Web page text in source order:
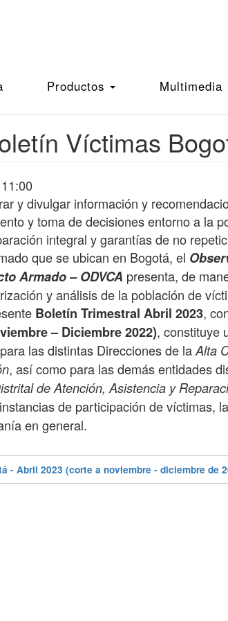
Productos Multimedia
Víctimas
y divulgar información y
y toma de decisiones entorno a la
integral y garantías de no
que se ubican en Bogotá, el
Armado – ODVCA presenta, de
y análisis de la población de
Boletín Trimestral Abril 2023,
– Diciembre 2022), constituye
las distintas Direcciones de laAlta
, así como para las demás entidades
de Atención, Asistencia y
de participación de víctimas,
en general.
- Abril 2023 (corte a noviembre - diciembre de